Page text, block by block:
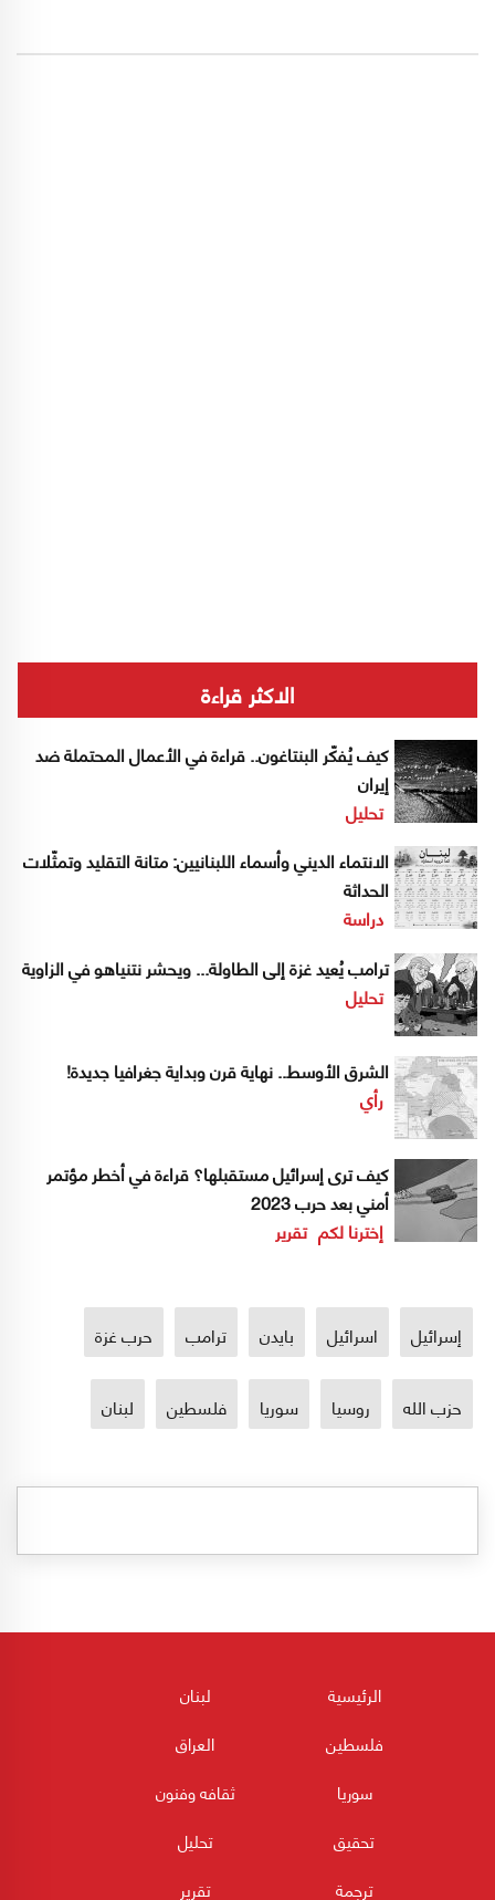
وصهره جاريد كوشنير من جهة وولي العهد السعودي
الاكثر قراءة
كيف يُفكّر البنتاغون.. قراءة في الأعمال المحتملة ضد
إيران
تحليل
الانتماء الديني وأسماء اللبنانيين: متانة التقليد وتمثّلات
الحداثة
دراسة
ترامب يُعيد غزة إلى الطاولة... ويحشر نتنياهو في الزاوية
تحليل
الشرق الأوسط.. نهاية قرن وبداية جغرافيا جديدة!
رأي
كيف ترى إسرائيل مستقبلها؟ قراءة في أخطر مؤتمر
أمني بعد حرب 2023
إخترنا لكم تقرير
إسرائيل اسرائيل بايدن ترامب حرب غزة
حزب الله روسيا سوريا فلسطين لبنان
الرئيسية
لبنان
فلسطين
العراق
سوريا
ثقافه وفنون
تحقيق
تحليل
ترجمة
تقرير